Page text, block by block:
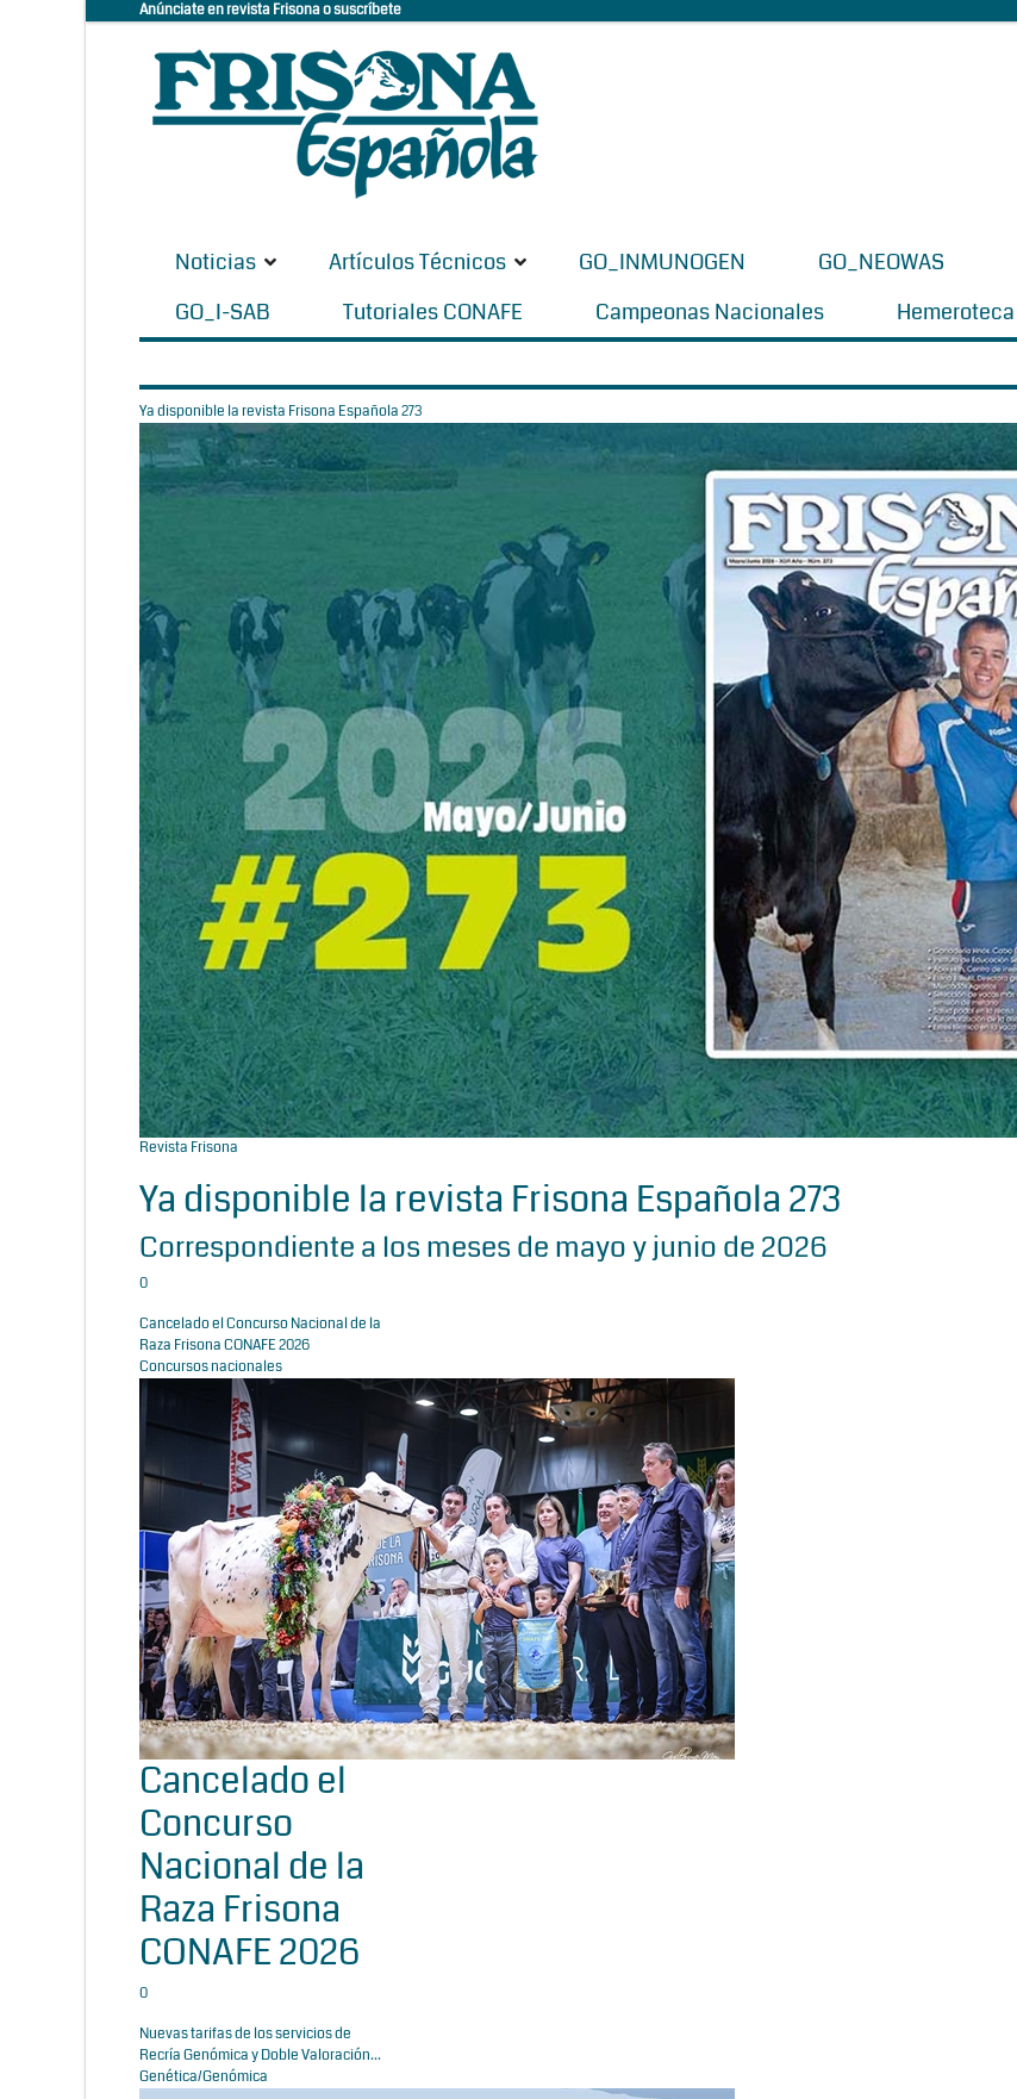
Anúnciate en revista Frisona o suscríbete
Noticias Artículos Técnicos GO_INMUNOGEN GO_NEOWAS
GO_I-SAB
Tutoriales CONAFE Campeonas Nacionales Hemeroteca
Ya disponible la revista Frisona Española 273
Revista Frisona
Ya disponible la revista Frisona Española 273
Correspondiente a los meses de mayo y junio de 2026
0
Cancelado el Concurso Nacional de la
Raza Frisona CONAFE 2026
Concursos nacionales
Cancelado el
Concurso
Nacional de la
Raza Frisona
CONAFE 2026
0
Nuevas tarifas de los servicios de
Recría Genómica y Doble Valoración...
Genética/Genómica